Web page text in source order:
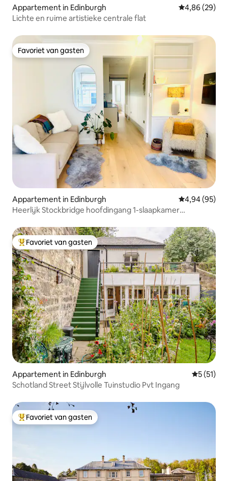
Appartement in Edinburgh Gemiddelde
4,86 (29)
Lichte en ruime artistieke centrale flat
Favoriet van gasten
Favoriet van gasten
Appartement in Edinburgh Gemiddelde
4,94 (95)
Heerlijk Stockbridge hoofdingang 1-slaapkamer
Topfavoriet van gasten
Favoriet van gasten
Appartement in Edinburgh
5 (51)
Schotland Street Stijlvolle Tuinstudio Pvt Ingang
Topfavoriet van gasten
Favoriet van gasten